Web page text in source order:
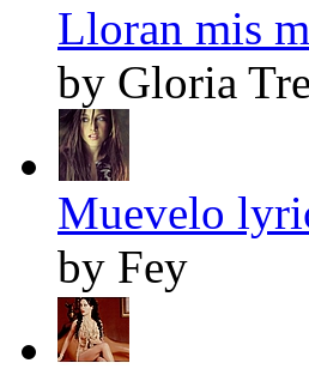
Lloran mis
by Gloria
Muevelo
by Fey